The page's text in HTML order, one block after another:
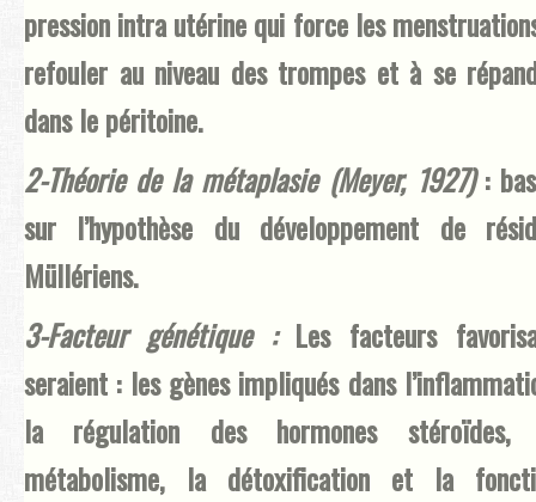
pression intra utérine qui force les
refouler au niveau des trompes et à se
dans le péritoine.
2-Théorie de la métaplasie (Meyer, 1927):
sur l’hypothèse du développement de
Müllériens.
3-Facteur génétique : Les facteurs
seraient : les gènes impliqués dans
la régulation des hormones
métabolisme, la détoxification et la